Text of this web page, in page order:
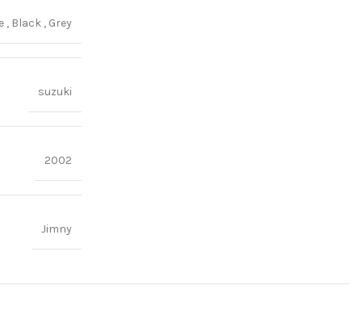
, Black , Grey
suzuki
2002
Jimny